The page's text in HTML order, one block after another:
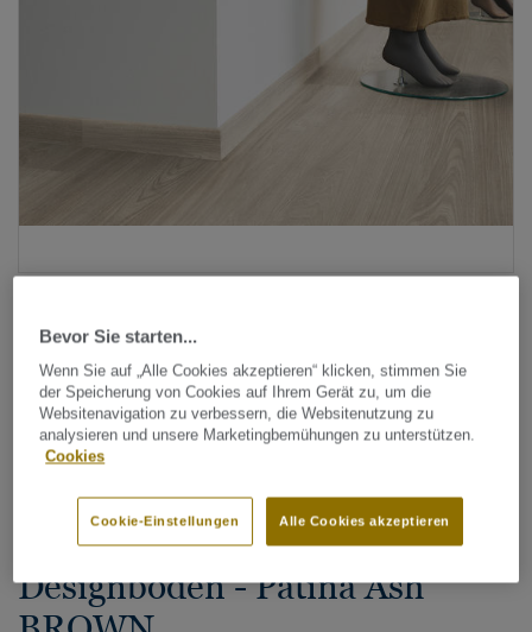
Alle Designs anzeigen (200)
Dekorative Sockelleisten für
Designböden - Patina Ash
Bevor Sie starten...
Wenn Sie auf „Alle Cookies akzeptieren“ klicken, stimmen Sie
der Speicherung von Cookies auf Ihrem Gerät zu, um die
Websitenavigation zu verbessern, die Websitenutzung zu
analysieren und unsere Marketingbemühungen zu unterstützen.
Cookies
Alle Cookies akzeptieren
Cookie-Einstellungen